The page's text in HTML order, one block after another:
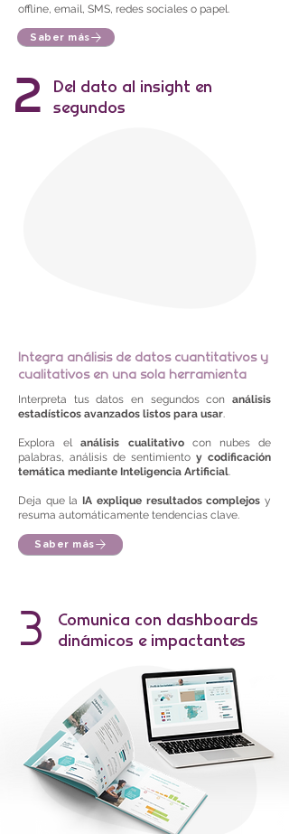
offline, email, SMS, redes sociales o papel.
Saber más
2
Del dato al insight en
segundos
Integra análisis de datos cuantitativos y
cualitativos en una sola herramienta
Interpreta tus datos en segundos con análisis
estadísticos avanzados listos para usar.
Explora elanálisis cualitativocon nubes de
palabras, análisis de sentimiento y codificación
temática mediante Inteligencia Artificial.
Deja que la IA explique resultados complejos y
resuma automáticamente tendencias clave.
Saber más
3
Comunica con dashboards
dinámicos e impactantes